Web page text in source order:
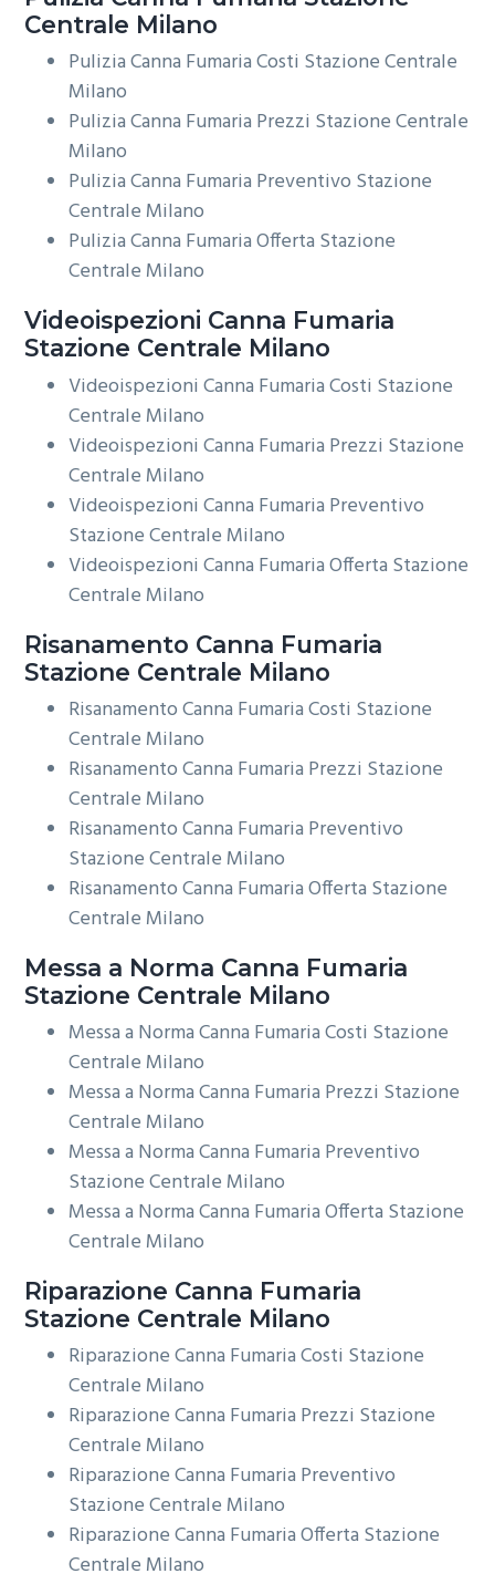
Centrale Milano
Pulizia Canna Fumaria Costi Stazione Centrale
Milano
Pulizia Canna Fumaria Prezzi Stazione Centrale
Milano
Pulizia Canna Fumaria Preventivo Stazione
Centrale Milano
Pulizia Canna Fumaria Offerta Stazione
Centrale Milano
Videoispezioni Canna Fumaria
Stazione Centrale Milano
Videoispezioni Canna Fumaria Costi Stazione
Centrale Milano
Videoispezioni Canna Fumaria Prezzi Stazione
Centrale Milano
Videoispezioni Canna Fumaria Preventivo
Stazione Centrale Milano
Videoispezioni Canna Fumaria Offerta Stazione
Centrale Milano
Risanamento Canna Fumaria
Stazione Centrale Milano
Risanamento Canna Fumaria Costi Stazione
Centrale Milano
Risanamento Canna Fumaria Prezzi Stazione
Centrale Milano
Risanamento Canna Fumaria Preventivo
Stazione Centrale Milano
Risanamento Canna Fumaria Offerta Stazione
Centrale Milano
Messa a Norma Canna Fumaria
Stazione Centrale Milano
Messa a Norma Canna Fumaria Costi Stazione
Centrale Milano
Messa a Norma Canna Fumaria Prezzi Stazione
Centrale Milano
Messa a Norma Canna Fumaria Preventivo
Stazione Centrale Milano
Messa a Norma Canna Fumaria Offerta Stazione
Centrale Milano
Riparazione Canna Fumaria
Stazione Centrale Milano
Riparazione Canna Fumaria Costi Stazione
Centrale Milano
Riparazione Canna Fumaria Prezzi Stazione
Centrale Milano
Riparazione Canna Fumaria Preventivo
Stazione Centrale Milano
Riparazione Canna Fumaria Offerta Stazione
Centrale Milano